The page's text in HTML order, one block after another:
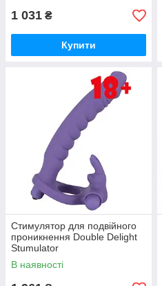
1 031 ₴
Купити
Стимулятор для подвійного
проникнення Double Delight
Stumulator
В наявності